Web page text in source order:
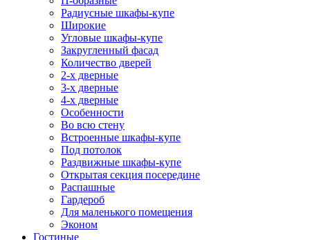
Радиусные шкафы-купе
Широкие
Угловые шкафы-купе
Закругленный фасад
Количество дверей
2-х дверные
3-х дверные
4-х дверные
Особенности
Во всю стену
Встроенные шкафы-купе
Под потолок
Раздвижные шкафы-купе
Открытая секция посередине
Распашные
Гардероб
Для маленького помещения
Эконом
Гостиные